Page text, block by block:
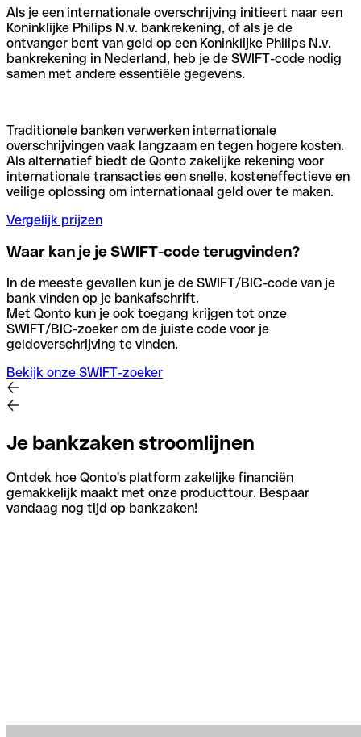
Als je een internationale overschrijving initieert naar een
Koninklijke Philips N.v. bankrekening, of als je de
ontvanger bent van geld op een Koninklijke Philips N.v.
bankrekening in Nederland, heb je de SWIFT-code nodig
samen met andere essentiële gegevens.
Traditionele banken verwerken internationale
overschrijvingen vaak langzaam en tegen hogere kosten.
Als alternatief biedt de Qonto zakelijke rekening voor
internationale transacties een snelle, kosteneffectieve en
veilige oplossing om internationaal geld over te maken.
Vergelijk prijzen
Waar kan je je SWIFT-code terugvinden?
In de meeste gevallen kun je de SWIFT/BIC-code van je
bank vinden op je bankafschrift.
Met Qonto kun je ook toegang krijgen tot onze
SWIFT/BIC-zoeker om de juiste code voor je
geldoverschrijving te vinden.
Bekijk onze SWIFT-zoeker
Je bankzaken stroomlijnen
Ontdek hoe Qonto's platform zakelijke financiën
gemakkelijk maakt met onze producttour. Bespaar
vandaag nog tijd op bankzaken!